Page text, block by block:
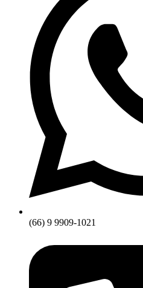
(66) 9 9909-1021